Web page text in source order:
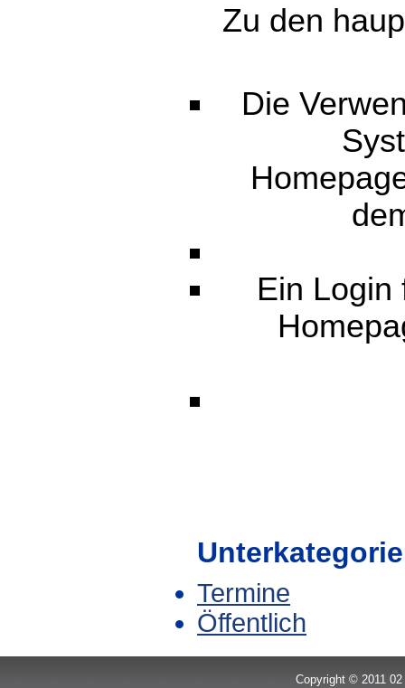
Zu den
Die
Ein Login
Termine
Öffentlich
Copyright © 2011